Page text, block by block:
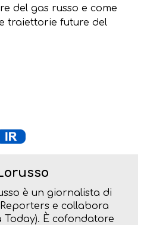
del gas russo e come
traiettorie future del
è un giornalista di
e collabora
Today). È cofondatore